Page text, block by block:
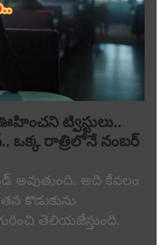
ట్విస్టులు..
ఒక్క రాత్రిలోనే నంబర్
అవుతుంది. అది కేవలం
కొడుకును
తెలియజేస్తుంది.